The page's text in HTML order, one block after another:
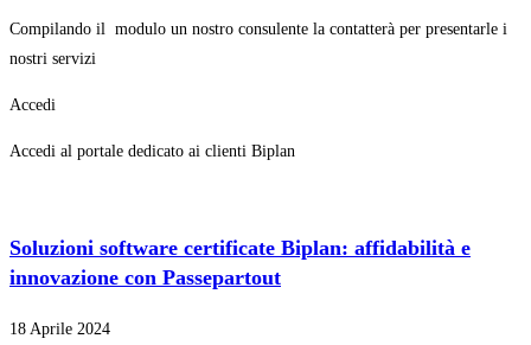
Compilando il modulo un nostro consulente la contatterà per presentarle i
nostri servizi
Accedi
Accedi al portale dedicato ai clienti Biplan
Soluzioni software certificate Biplan: affidabilità e
innovazione con Passepartout
18 Aprile 2024